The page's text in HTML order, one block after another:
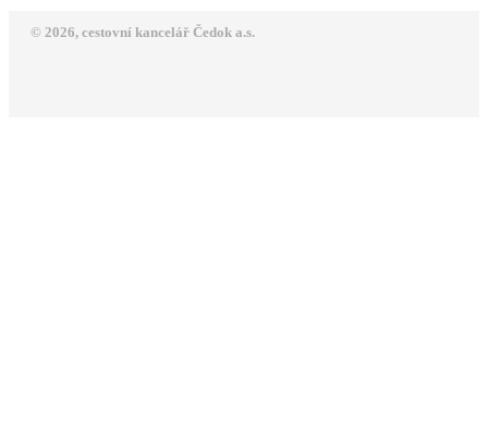
© 2026, cestovní kancelář Čedok a.s.